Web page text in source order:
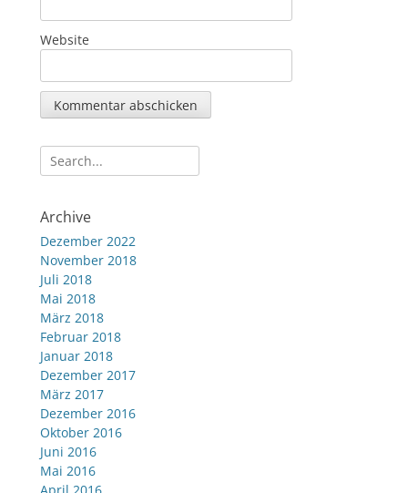
Website
Suche
nach:
Archive
Dezember 2022
November 2018
Juli 2018
Mai 2018
März 2018
Februar 2018
Januar 2018
Dezember 2017
März 2017
Dezember 2016
Oktober 2016
Juni 2016
Mai 2016